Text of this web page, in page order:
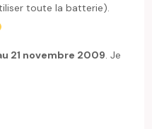
toute la batterie).
21 novembre 2009. Je